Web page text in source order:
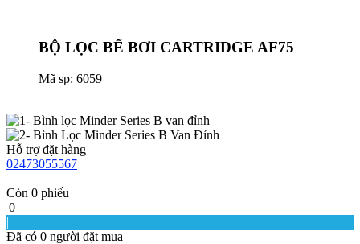
BỘ LỌC BỂ BƠI CARTRIDGE AF75
Mã sp: 6059
Hỗ trợ đặt hàng
02473055567
Còn 0 phiếu
0
|
Đã có 0 người đặt mua